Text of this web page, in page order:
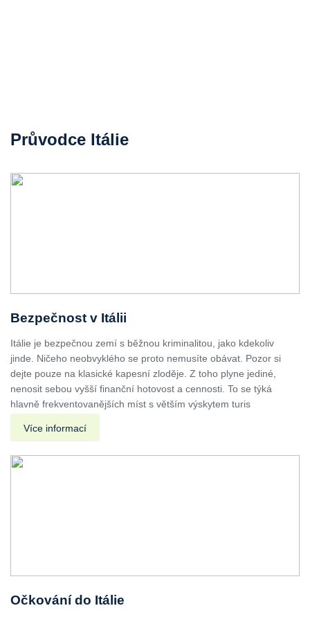
Průvodce Itálie
Bezpečnost v Itálii
Itálie je bezpečnou zemí s běžnou kriminalitou, jako kdekoliv
jinde. Ničeho neobvyklého se proto nemusíte obávat. Pozor si
dejte pouze na klasické kapesní zloděje. Z toho plyne jediné,
nenosit sebou vyšší finanční hotovost a cennosti. To se týká
hlavně frekventovanějších míst s větším výskytem turis
Více informací
Očkování do Itálie